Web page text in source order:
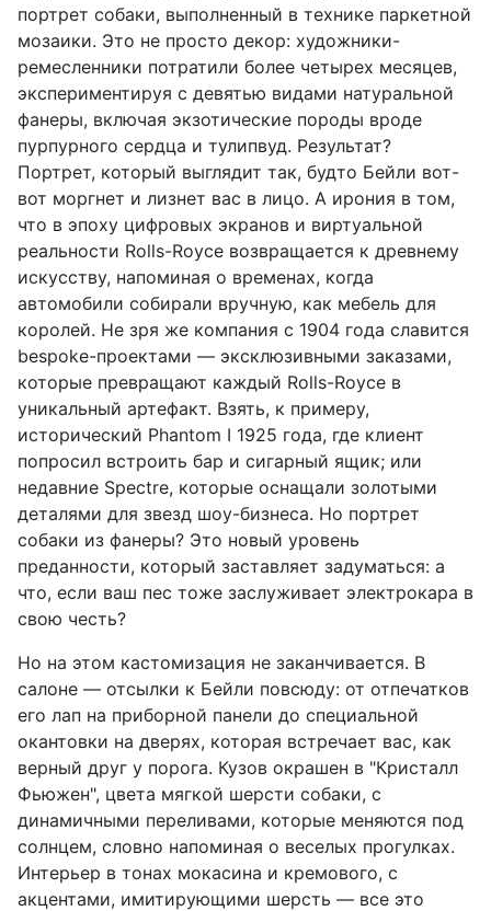
портрет собаки, выполненный в технике паркетной
мозаики. Это не просто декор: художники-
ремесленники потратили более четырех месяцев,
экспериментируя с девятью видами натуральной
фанеры, включая экзотические породы вроде
пурпурного сердца и тулипвуд. Результат?
Портрет, который выглядит так, будто Бейли вот-
вот моргнет и лизнет вас в лицо. А ирония в том,
что в эпоху цифровых экранов и виртуальной
реальности Rolls-Royce возвращается к древнему
искусству, напоминая о временах, когда
автомобили собирали вручную, как мебель для
королей. Не зря же компания с 1904 года славится
bespoke-проектами — эксклюзивными заказами,
которые превращают каждый Rolls-Royce в
уникальный артефакт. Взять, к примеру,
исторический Phantom I 1925 года, где клиент
попросил встроить бар и сигарный ящик; или
недавние Spectre, которые оснащали золотыми
деталями для звезд шоу-бизнеса. Но портрет
собаки из фанеры? Это новый уровень
преданности, который заставляет задуматься: а
что, если ваш пес тоже заслуживает электрокара в
свою честь?
Но на этом кастомизация не заканчивается. В
салоне — отсылки к Бейли повсюду: от отпечатков
его лап на приборной панели до специальной
окантовки на дверях, которая встречает вас, как
верный друг у порога. Кузов окрашен в "Кристалл
Фьюжен", цвета мягкой шерсти собаки, с
динамичными переливами, которые меняются под
солнцем, словно напоминая о веселых прогулках.
Интерьер в тонах мокасина и кремового, с
акцентами, имитирующими шерсть — все это